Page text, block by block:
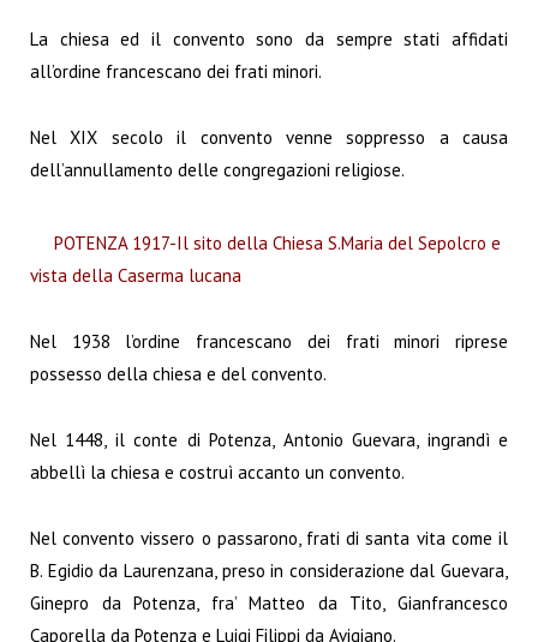
La chiesa ed il convento sono da sempre stati affidati
all’ordine francescano dei frati minori.
NelXIX secolo il convento venne soppresso a causa
dell’annullamento delle congregazioni religiose.
POTENZA 1917-Il sito della Chiesa S.Maria del Sepolcro e
vista della Caserma lucana
Nel 1938 l’ordine francescano dei frati minori riprese
possesso della chiesa e del convento.
Nel 1448, il conte di Potenza, Antonio Guevara, ingrandì e
abbellì la chiesa e costruì accanto un convento.
Nel convento vissero o passarono, frati di santa vita come il
B. Egidio da Laurenzana, preso in considerazione dal Guevara,
Ginepro da Potenza, fra’ Matteo da Tito, Gianfrancesco
Caporella da Potenza e Luigi Filippi da Avigiano.